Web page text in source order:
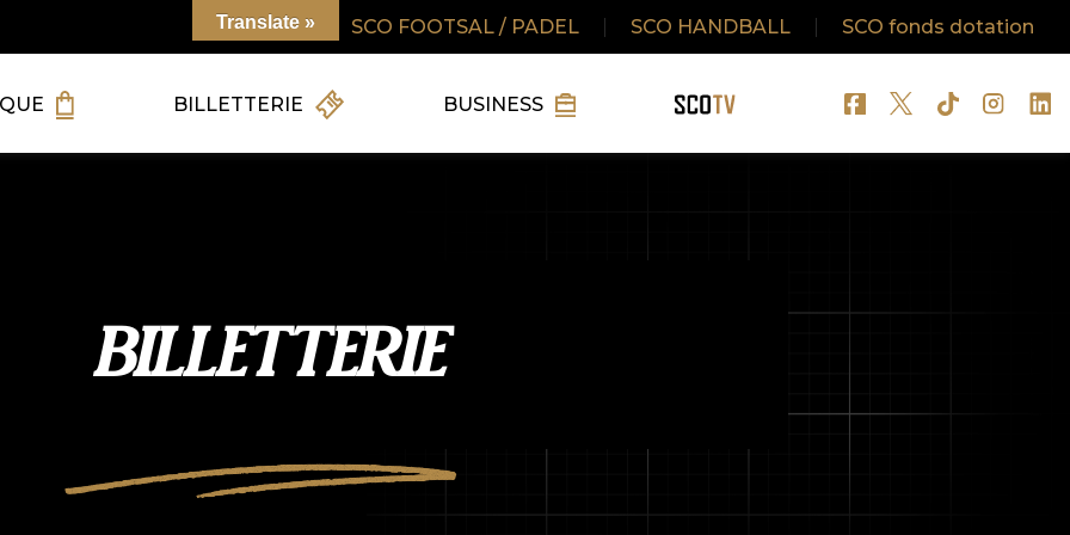
SCO FOOTSAL / PADEL SCO HANDBALL SCO fonds dotation
BILLETTERIE BUSINESS
BILLETTERIE
Translate »